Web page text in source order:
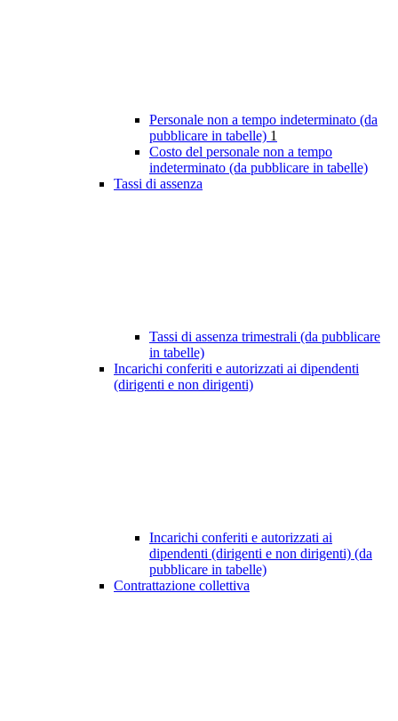
Personale non a tempo indeterminato (da
pubblicare in tabelle) 1
Costo del personale non a tempo
indeterminato (da pubblicare in tabelle)
Tassi di assenza
Tassi di assenza trimestrali (da pubblicare
in tabelle)
Incarichi conferiti e autorizzati ai dipendenti
(dirigenti e non dirigenti)
Incarichi conferiti e autorizzati ai
dipendenti (dirigenti e non dirigenti) (da
pubblicare in tabelle)
Contrattazione collettiva